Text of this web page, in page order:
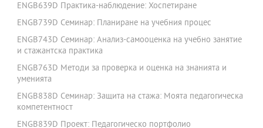
ENGB639D Практика-наблюдение: Хоспетиране
ENGB739D Семинар: Планиране на учебния процес
ENGB743D Семинар: Анализ-самооценка на учебно занятие
и стажантска практика
ENGB763D Методи за проверка и оценка на знанията и
уменията
ENGB838D Семинар: Защита на стажа: Моята педагогическа
компетентност
ENGB839D Проект: Педагогическо портфолио